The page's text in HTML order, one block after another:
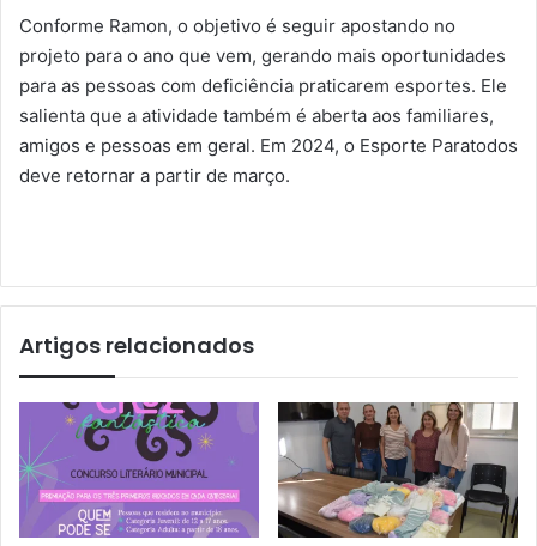
Conforme Ramon, o objetivo é seguir apostando no
projeto para o ano que vem, gerando mais oportunidades
para as pessoas com deficiência praticarem esportes. Ele
salienta que a atividade também é aberta aos familiares,
amigos e pessoas em geral. Em 2024, o Esporte Paratodos
deve retornar a partir de março.
Artigos relacionados